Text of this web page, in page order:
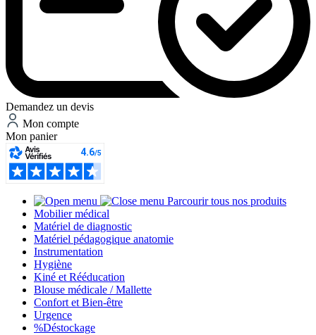
Demandez un devis
Mon compte
Mon panier
Parcourir tous nos produits
Mobilier médical
Matériel de diagnostic
Matériel pédagogique anatomie
Instrumentation
Hygiène
Kiné et Rééducation
Blouse médicale / Mallette
Confort et Bien-être
Urgence
%Déstockage